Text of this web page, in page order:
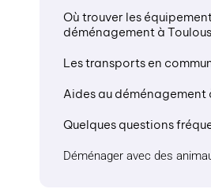
Où trouver les
déménagement à
Les transports en
Aides au déménagement
Quelques questions
Déménager avec des